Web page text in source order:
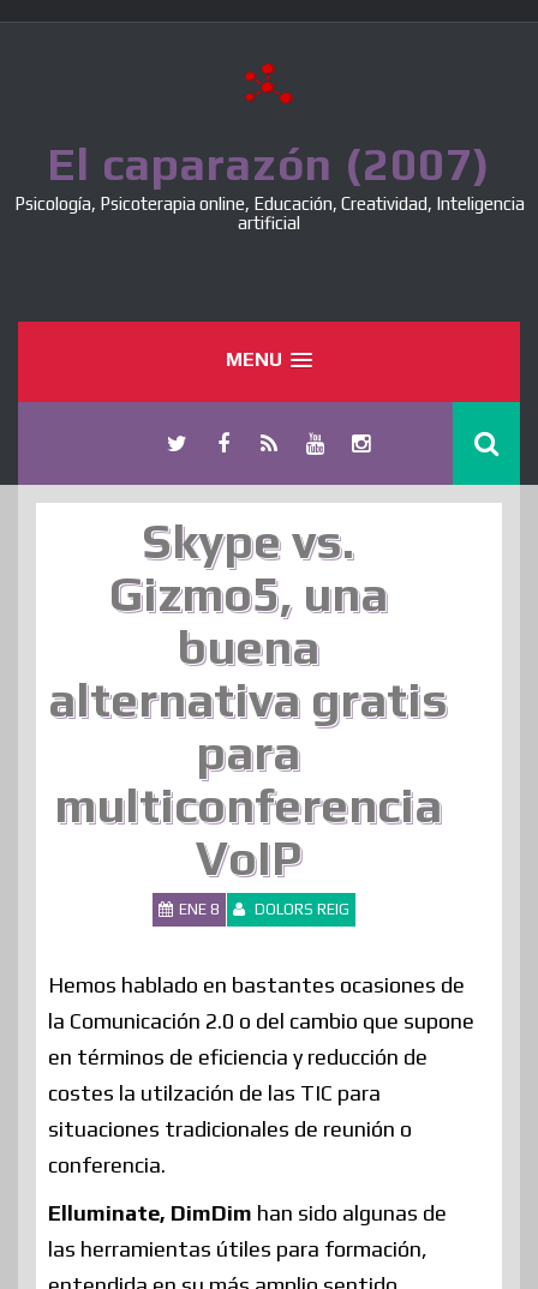
El caparazón (2007)
Psicología, Psicoterapia online, Educación, Creatividad, Inteligencia
artificial
MENU
Skype vs.
Gizmo5, una
buena
alternativa gratis
para
multiconferencia
VoIP
ENE 8 DOLORS REIG
Hemos hablado en bastantes ocasiones de
la Comunicación 2.0 o del cambio que supone
en términos de eficiencia y reducción de
costes la utilzación de las TIC para
situaciones tradicionales de reunión o
conferencia.
Elluminate, DimDim han sido algunas de
las herramientas útiles para formación,